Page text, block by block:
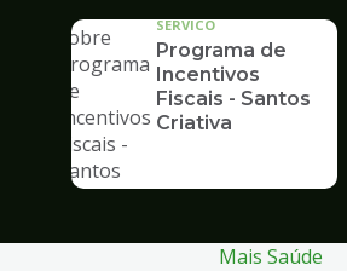
SERVICO
Programa de
Incentivos
Fiscais - Santos
Criativa
Mais Saúde